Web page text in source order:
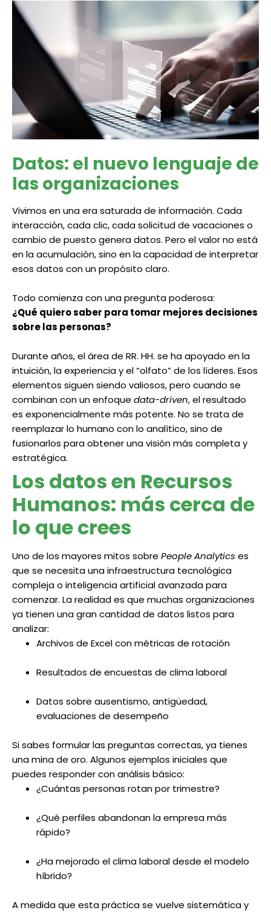
Datos: el nuevo lenguaje de
las organizaciones
Vivimos en una era saturada de información. Cada
interacción, cada clic, cada solicitud de vacaciones o
cambio de puesto genera datos. Pero el valor no está
en la acumulación, sino en la capacidad de interpretar
esos datos con un propósito claro.
Todo comienza con una pregunta poderosa:
¿Qué quiero saber para tomar mejores decisiones
sobre las personas?
Durante años, el área de RR. HH. se ha apoyado en la
intuición, la experiencia y el “olfato” de los líderes. Esos
elementos siguen siendo valiosos, pero cuando se
combinan con un enfoque data-driven, el resultado
es exponencialmente más potente. No se trata de
reemplazar lo humano con lo analítico, sino de
fusionarlos para obtener una visión más completa y
estratégica.
Los datos en Recursos
Humanos: más cerca de
lo que crees
Uno de los mayores mitos sobre People Analytics es
que se necesita una infraestructura tecnológica
compleja o inteligencia artificial avanzada para
comenzar. La realidad es que muchas organizaciones
ya tienen una gran cantidad de datos listos para
analizar:
Archivos de Excel con métricas de rotación
Resultados de encuestas de clima laboral
Datos sobre ausentismo, antigüedad,
evaluaciones de desempeño
Si sabes formular las preguntas correctas, ya tienes
una mina de oro. Algunos ejemplos iniciales que
puedes responder con análisis básico:
¿Cuántas personas rotan por trimestre?
¿Qué perfiles abandonan la empresa más
rápido?
¿Ha mejorado el clima laboral desde el modelo
híbrido?
A medida que esta práctica se vuelve sistemática y